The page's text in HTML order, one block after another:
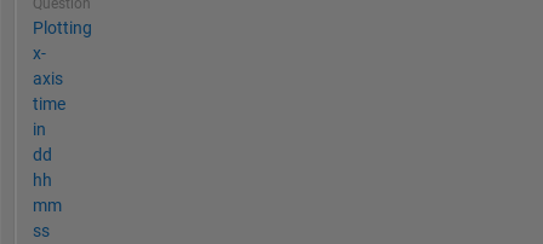
Plotting
x-
axis
time
in
dd
hh
mm
ss